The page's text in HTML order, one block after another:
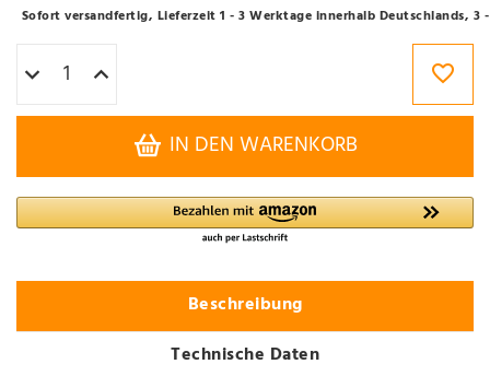
Sofort versandfertig, Lieferzeit 1 - 3 Werktage innerhalb Deutschlands, 3
IN DEN WARENKORB
Beschreibung
Technische Daten